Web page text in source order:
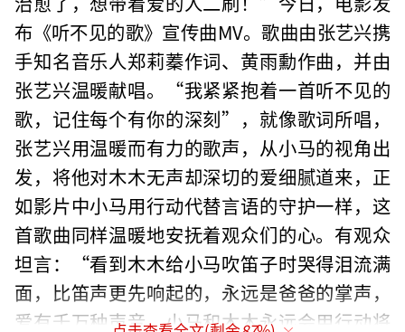
布《听不见的歌》宣传曲MV。歌曲由张艺兴携
手知名音乐人郑莉蓁作词、黄雨勳作曲，并由
张艺兴温暖献唱。“我紧紧抱着一首听不见的
歌，记住每个有你的深刻”，就像歌词所唱，
张艺兴用温暖而有力的歌声，从小马的视角出
发，将他对木木无声却深切的爱细腻道来，正
如影片中小马用行动代替言语的守护一样，这
首歌曲同样温暖地安抚着观众们的心。有观众
坦言：“看到木木给小马吹笛子时哭得泪流满
面，比笛声更先响起的，永远是爸爸的掌声，
爱有千万种声音，小马和木木永远会用行动将